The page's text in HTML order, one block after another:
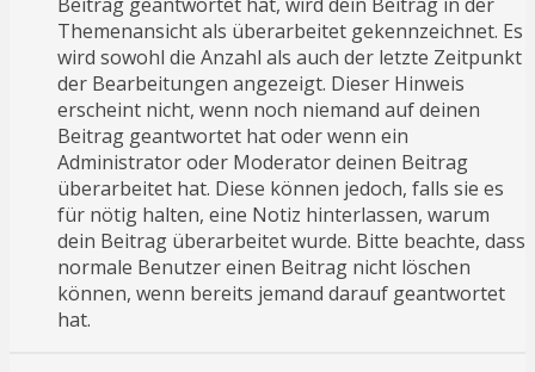
Themenansicht als überarbeitet gekennzeichnet. Es
wird sowohl die Anzahl als auch der letzte Zeitpunkt
der Bearbeitungen angezeigt. Dieser Hinweis
erscheint nicht, wenn noch niemand auf deinen
Beitrag geantwortet hat oder wenn ein
Administrator oder Moderator deinen Beitrag
überarbeitet hat. Diese können jedoch, falls sie es
für nötig halten, eine Notiz hinterlassen, warum
dein Beitrag überarbeitet wurde. Bitte beachte, dass
normale Benutzer einen Beitrag nicht löschen
können, wenn bereits jemand darauf geantwortet
hat.